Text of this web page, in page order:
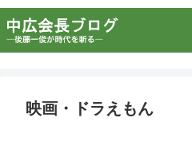
映画・ドラえもん